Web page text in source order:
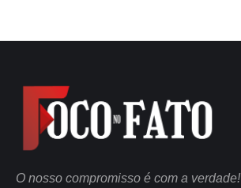
O nosso compromisso é com a verdade!